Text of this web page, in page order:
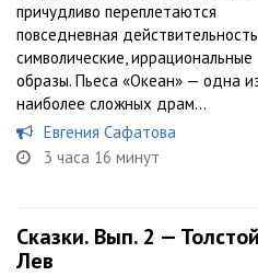
причудливо переплетаются
повседневная
символические, иррациональные
образы. Пьеса «Океан» — одна
наиболее сложных драм...
Евгения Сафатова
3 часа 16 минут
Сказки. Вып. 2 — Толстой
Лев